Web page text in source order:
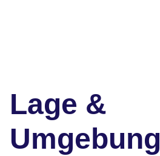
Lage &
Umgebung